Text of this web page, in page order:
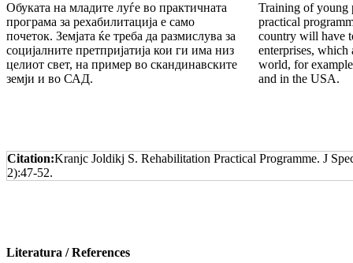
Обуката на младите луѓе во практичната
про­гра­ма за рехабилитација е само
почеток. Зем­ја­та ќе треба да размислува за
социјалните прет­при­јатија кои ги има низ
целиот свет, на при­мер во скандинавските
земји и во САД.
Training of young
practical
country will have
enter­prises, which
world, for
and in the USA.
Citation:Kranjc Joldikj S. Rehabilitation Practical Programme. J
2):47-52.
Literatura /References